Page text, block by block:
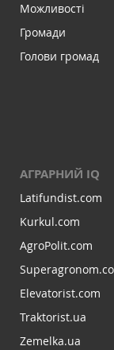
Можливості
Громади
Голови громад
АГРАРНИЙ IQ
Latifundist.com
Kurkul.com
AgroPolit.com
Elevatorist.com
Traktorist.ua
Zemelka.ua